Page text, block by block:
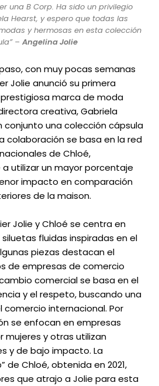
una B Corp. Ha sido un privilegio
Hearst, y espero que todas las
y hermosas en esta colección
– Angelina Jolie
con muy pocas semanas
Jolie anunció su primera
marca de moda
creativa, Gabriela
conjunto una colección cápsula
colaboración se basa en la red
de Chloé,
utilizar un mayor porcentaje
impacto en comparación
de la maison.
Jolie y Chloé se centra en
fluidas inspiradas en el
piezas destacan el
de empresas de comercio
comercial se basa en el
y el respeto, buscando una
comercio internacional. Por
se enfocan en empresas
mujeres y otras utilizan
y de bajo impacto. La
de Chloé, obtenida en 2021,
que atrajo a Jolie para esta